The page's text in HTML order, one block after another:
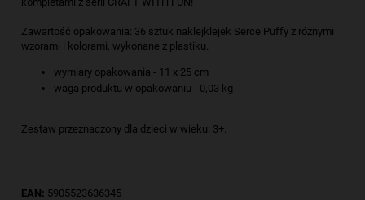
Zawartość opakowania: 36 sztuk naklejklejek Serce Puffy z różnymi
wzorami i kolorami, wykonane z plastiku.
wymiary opakowania - 11 x 25 cm
waga produktu w opakowaniu - 0,03 kg
Zestaw przeznaczony dla dzieci w wieku: 3+.
EAN: 5905523636345